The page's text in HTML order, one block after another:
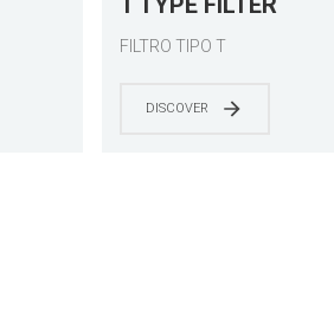
FILTRO TIPO T
DISCOVER